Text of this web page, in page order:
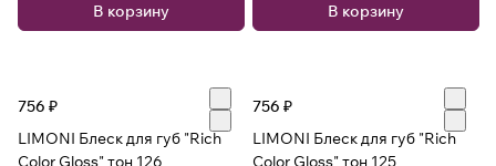
В корзину В корзину
756 ₽
LIMONI Блеск для губ "Rich
Color Gloss" тон 126
756 ₽
LIMONI Блеск для губ "Rich
Color Gloss" тон 125